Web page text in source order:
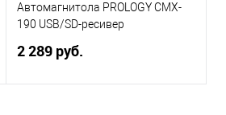
Автомагнитола PROLOGY CMX-
190 USB/SD-ресивер
2 289 руб.